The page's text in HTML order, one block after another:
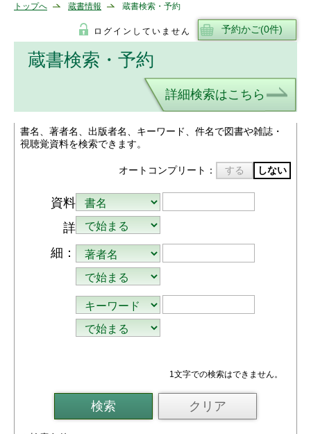
トップへ 蔵書情報 蔵書検索・予約
ログインしていません
蔵書検索・予約
詳細検索はこちら
書名、著者名、出版者名、キーワード、件名で図書や雑誌・
視聴覚資料を検索できます。
オートコンプリート： する しない
資料
詳
細：
1文字での検索はできません。